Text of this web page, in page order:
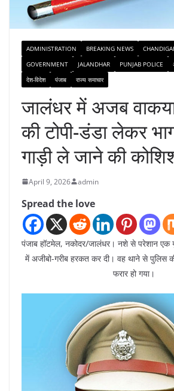
ADMINISTRATION BREAKING NEWS
GOVERNMENT
JALANDHAR PUNJAB POLICE
देश-विदेश
पंजाब राज्य समाचार
जालंधर में अजब
की टोपी-डंडा लेकर
गाड़ी ले जाने की
April 9, 2026 admin
Spread the love
पंजाब हॉटमेल, नकोदर/जालंधर। नशे से परेशान एक
में अजीबो-गरीब हरकत कर दी। वह थाने से पुलिस
फरार हो गया।